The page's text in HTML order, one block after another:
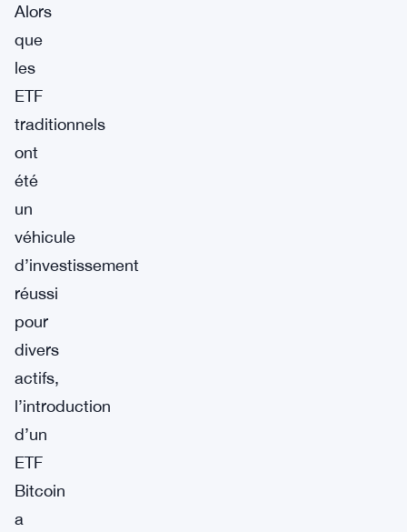
Alors
que
les
ETF
traditionnels
ont
été
un
véhicule
d’investissement
réussi
pour
divers
actifs,
l’introduction
d’un
ETF
Bitcoin
a